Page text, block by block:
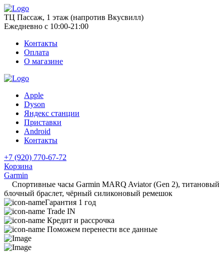
ТЦ Пассаж, 1 этаж (напротив Вкусвилл)
Ежедневно с 10:00-21:00
Контакты
Оплата
О магазине
Apple
Dyson
Яндекс станции
Приставки
Android
Контакты
+7 (920) 770-67-72
Корзина
Garmin
Спортивные часы Garmin MARQ Aviator (Gen 2), титановый
блочный браслет, чёрный силиконовый ремешок
Гарантия 1 год
Trade IN
Кредит и рассрочка
Поможем перенести все данные